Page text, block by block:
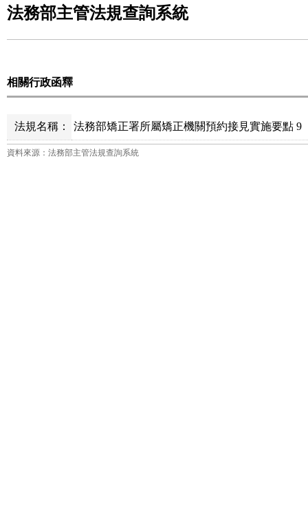
法務部主管法規查詢系統
相關行政函釋
法規名稱： 法務部矯正署所屬矯正機關預約接見實施要點 9
資料來源：法務部主管法規查詢系統